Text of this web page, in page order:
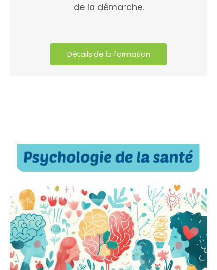
de la démarche.
Détails de la formation